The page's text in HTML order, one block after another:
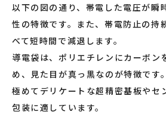
以下の図の通り、帯電した電圧が瞬
性の特徴です。また、帯電防止の持
べて短時間で減退します。
導電袋は、ポリエチレンにカーボン
め、見た目が真っ黒なのが特徴です。
極めてデリケートな超精密基板やセ
包装に適しています。